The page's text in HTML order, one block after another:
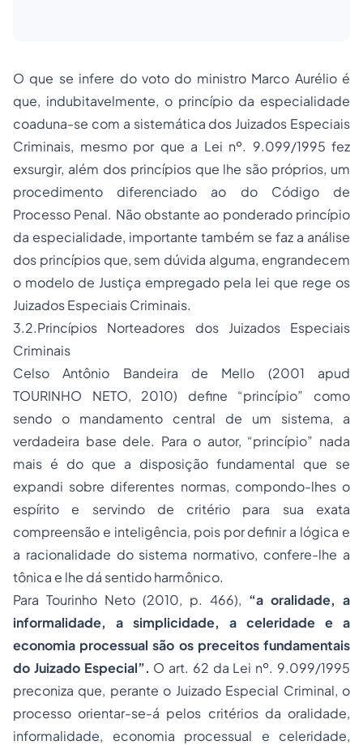
O que se infere do voto do ministro Marco Aurélio é
que, indubitavelmente, o princípio da especialidade
coaduna-se com a sistemática dos Juizados Especiais
Criminais, mesmo por que a Lei nº. 9.099/1995 fez
exsurgir, além dos princípios que lhe são próprios, um
procedimento diferenciado ao do Código de
Processo Penal. Não obstante ao ponderado princípio
da especialidade, importante também se faz a análise
dos princípios que, sem dúvida alguma, engrandecem
o modelo de Justiça empregado pela lei que rege os
Juizados Especiais Criminais.
3.2.Princípios Norteadores dos Juizados Especiais
Criminais
Celso Antônio Bandeira de Mello (2001 apud
TOURINHO NETO, 2010) define “princípio” como
sendo o mandamento central de um sistema, a
verdadeira base dele. Para o autor, “princípio” nada
mais é do que a disposição fundamental que se
expandi sobre diferentes normas, compondo-lhes o
espírito e servindo de critério para sua exata
compreensão e inteligência, pois por definir a lógica e
a racionalidade do sistema normativo, confere-lhe a
tônica e lhe dá sentido harmônico.
Para Tourinho Neto (2010, p. 466), “a oralidade, a
informalidade, a simplicidade, a celeridade e a
economia processual são os preceitos fundamentais
do Juizado Especial”. O art. 62 da Lei nº. 9.099/1995
preconiza que, perante o Juizado Especial Criminal, o
processo orientar-se-á pelos critérios da oralidade,
informalidade, economia processual e celeridade,